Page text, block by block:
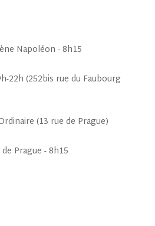
Napoléon - 8h15
22h (252bis rue du Faubourg
(13 rue de Prague)
Prague - 8h15